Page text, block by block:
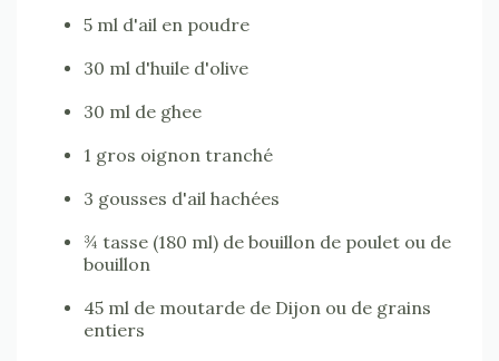
5 ml d'ail en poudre
30 ml d'huile d'olive
30 ml de ghee
1 gros oignon tranché
3 gousses d'ail hachées
¾ tasse (180 ml) de bouillon de poulet ou de
bouillon
45 ml de moutarde de Dijon ou de grains
entiers